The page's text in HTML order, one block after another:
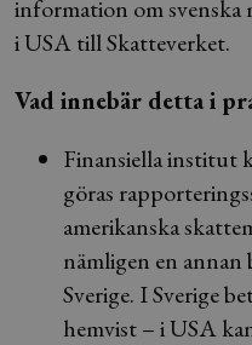
information om
i USA till Skatteverket.
Vad innebär detta i
Finansiella institut
göras
amerikanska
nämligen en
Sverige. I Sverige
hemvist – i USA